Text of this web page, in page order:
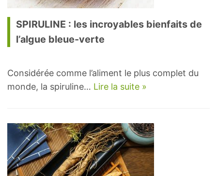
SPIRULINE : les incroyables bienfaits de
l’algue bleue-verte
Considérée comme l’aliment le plus complet du
monde, la spiruline… Lire la suite »